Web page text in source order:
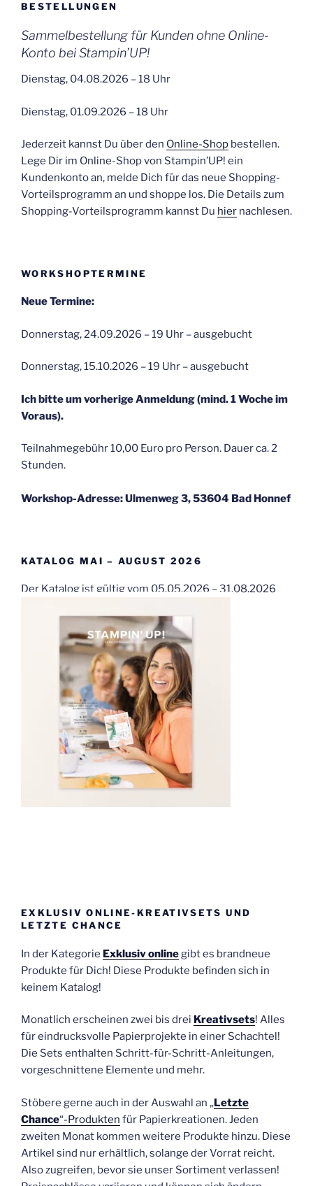
BESTELLUNGEN
Sammelbestellung für Kunden ohne Online-
Konto bei Stampin’UP!
Dienstag, 04.08.2026 – 18 Uhr
Dienstag, 01.09.2026 – 18 Uhr
Jederzeit kannst Du über den Online-Shop bestellen.
Lege Dir im Online-Shop von Stampin’UP! ein
Kundenkonto an, melde Dich für das neue Shopping-
Vorteilsprogramm an und shoppe los. Die Details zum
Shopping-Vorteilsprogramm kannst Du hier nachlesen.
WORKSHOPTERMINE
Neue Termine:
Donnerstag, 24.09.2026 – 19 Uhr – ausgebucht
Donnerstag, 15.10.2026 – 19 Uhr – ausgebucht
Ich bitte um vorherige Anmeldung (mind. 1 Woche im
Voraus).
Teilnahmegebühr 10,00 Euro pro Person. Dauer ca. 2
Stunden.
Workshop-Adresse: Ulmenweg 3, 53604 Bad Honnef
KATALOG MAI – AUGUST 2026
Der Katalog ist gültig vom 05.05.2026 – 31.08.2026
EXKLUSIV ONLINE-KREATIVSETS UND
LETZTE CHANCE
In der Kategorie Exklusiv online gibt es brandneue
Produkte für Dich! Diese Produkte befinden sich in
keinem Katalog!
Monatlich erscheinen zwei bis drei Kreativsets! Alles
für eindrucksvolle Papierprojekte in einer Schachtel!
Die Sets enthalten Schritt-für-Schritt-Anleitungen,
vorgeschnittene Elemente und mehr.
Stöbere gerne auch in der Auswahl an „Letzte
Chance“-Produkten für Papierkreationen. Jeden
zweiten Monat kommen weitere Produkte hinzu. Diese
Artikel sind nur erhältlich, solange der Vorrat reicht.
Also zugreifen, bevor sie unser Sortiment verlassen!